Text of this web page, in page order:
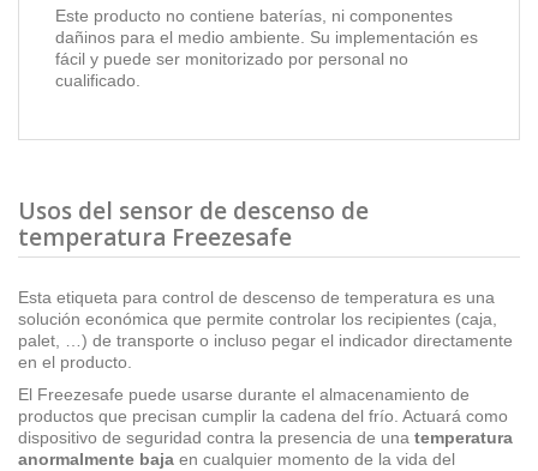
Este producto no contiene baterías, ni componentes
dañinos para el medio ambiente. Su implementación es
fácil y puede ser monitorizado por personal no
cualificado.
Usos del sensor de descenso de
temperatura Freezesafe
Esta etiqueta para control de descenso de temperatura es una
solución económica que permite controlar los recipientes (caja,
palet, …) de transporte o incluso pegar el indicador directamente
en el producto.
El Freezesafe puede usarse durante el almacenamiento de
productos que precisan cumplir la cadena del frío. Actuará como
dispositivo de seguridad contra la presencia de una temperatura
anormalmente baja en cualquier momento de la vida del